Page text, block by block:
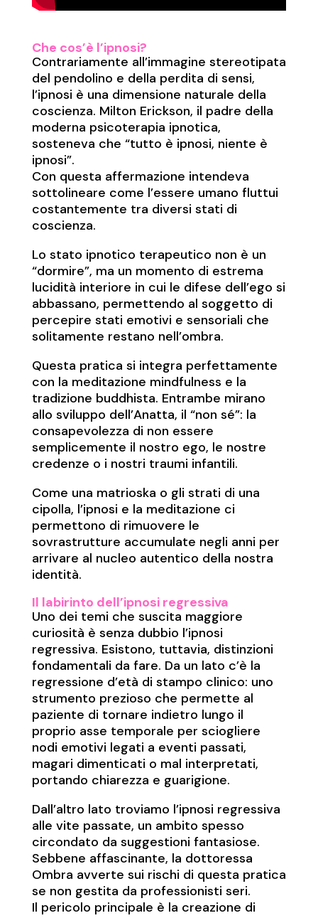
Che cos’è l’ipnosi?
Contrariamente all’immagine stereotipata
del pendolino e della perdita di sensi,
l’ipnosi è una dimensione naturale della
coscienza. Milton Erickson, il padre della
moderna psicoterapia ipnotica,
sosteneva che “tutto è ipnosi, niente è
ipnosi”.
Con questa affermazione intendeva
sottolineare come l’essere umano fluttui
costantemente tra diversi stati di
coscienza.
Lo stato ipnotico terapeutico non è un
“dormire”, ma un momento di estrema
lucidità interiore in cui le difese dell’ego si
abbassano, permettendo al soggetto di
percepire stati emotivi e sensoriali che
solitamente restano nell’ombra.
Questa pratica si integra perfettamente
con la meditazione mindfulness e la
tradizione buddhista. Entrambe mirano
allo sviluppo dell’Anatta, il “non sé”: la
consapevolezza di non essere
semplicemente il nostro ego, le nostre
credenze o i nostri traumi infantili.
Come una matrioska o gli strati di una
cipolla, l’ipnosi e la meditazione ci
permettono di rimuovere le
sovrastrutture accumulate negli anni per
arrivare al nucleo autentico della nostra
identità.
Il labirinto dell’ipnosi regressiva
Uno dei temi che suscita maggiore
curiosità è senza dubbio l’ipnosi
regressiva. Esistono, tuttavia, distinzioni
fondamentali da fare. Da un lato c’è la
regressione d’età di stampo clinico: uno
strumento prezioso che permette al
paziente di tornare indietro lungo il
proprio asse temporale per sciogliere
nodi emotivi legati a eventi passati,
magari dimenticati o mal interpretati,
portando chiarezza e guarigione.
Dall’altro lato troviamo l’ipnosi regressiva
alle vite passate, un ambito spesso
circondato da suggestioni fantasiose.
Sebbene affascinante, la dottoressa
Ombra avverte sui rischi di questa pratica
se non gestita da professionisti seri.
Il pericolo principale è la creazione di